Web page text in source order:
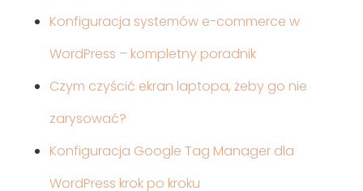
Konfiguracja systemów e-commerce w
WordPress – kompletny poradnik
Czym czyścić ekran laptopa, żeby go nie
zarysować?
Konfiguracja Google Tag Manager dla
WordPress krok po kroku